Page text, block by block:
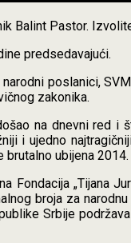
Balint Pastor.
predsedavajući.
poslanici,
zakonika.
na dnevni red i
i ujedno
ubijena
Fondacija „Tijana
broja za
Srbije